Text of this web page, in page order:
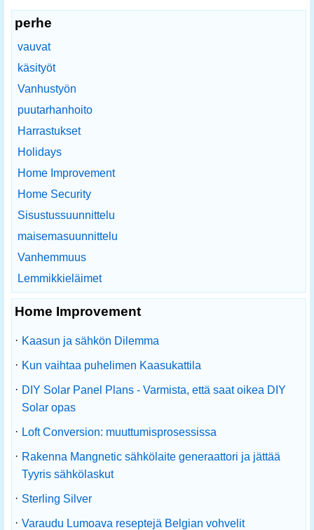
perhe
vauvat
käsityöt
Vanhustyön
puutarhanhoito
Harrastukset
Holidays
Home Improvement
Home Security
Sisustussuunnittelu
maisemasuunnittelu
Vanhemmuus
Lemmikkieläimet
Home Improvement
· Kaasun ja sähkön Dilemma
· Kun vaihtaa puhelimen Kaasukattila
· DIY Solar Panel Plans - Varmista, että saat oikea DIY
Solar opas
· Loft Conversion: muuttumisprosessissa
· Rakenna Mangnetic sähkölaite generaattori ja jättää
Tyyris sähkölaskut
· Sterling Silver
· Varaudu Lumoava reseptejä Belgian vohvelit